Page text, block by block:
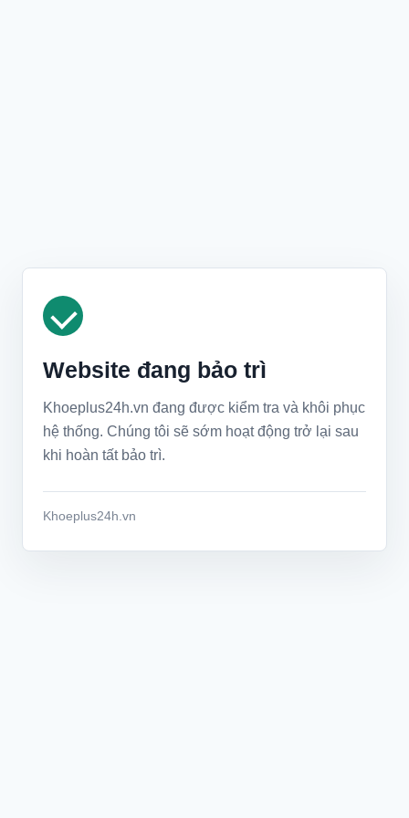
Website đang bảo trì
Khoeplus24h.vn đang được kiểm tra và khôi phục
hệ thống. Chúng tôi sẽ sớm hoạt động trở lại sau
khi hoàn tất bảo trì.
Khoeplus24h.vn